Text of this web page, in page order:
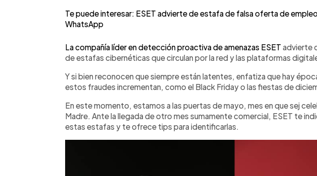
Te puede interesar: ESET advierte de estafa de falsa oferta de
WhatsApp
La compañía líder en detección proactiva de amenazas ESET advierte
de estafas cibernéticas que circulan por la red y las plataformas
Y si bien reconocen que siempre están latentes, enfatiza que hay
estos fraudes incrementan, como el Black Friday o las fiestas de
En este momento, estamos a las puertas de mayo, mes en que sej
Madre. Ante la llegada de otro mes sumamente comercial, ESET te
estas estafas y te ofrece tips para identificarlas.